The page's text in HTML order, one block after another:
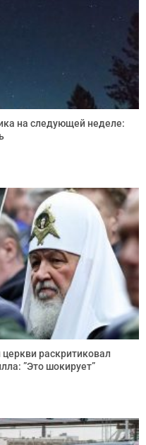
на следующей неделе:
раскритиковал
”Это шокирует”